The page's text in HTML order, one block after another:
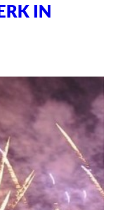
IN